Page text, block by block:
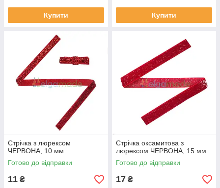
Купити Купити
Стрічка з люрексом
ЧЕРВОНА, 10 мм
Готово до відправки
11 ₴
Стрічка оксамитова з
люрексом ЧЕРВОНА, 15 мм
Готово до відправки
17 ₴